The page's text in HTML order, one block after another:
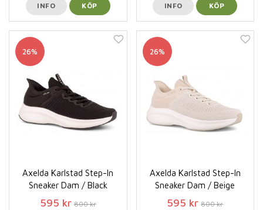
INFO KÖP INFO KÖP
26%
Axelda Karlstad Step-In
Sneaker Dam / Black
595 kr 800 kr
26%
Axelda Karlstad Step-In
Sneaker Dam / Beige
595 kr 800 kr